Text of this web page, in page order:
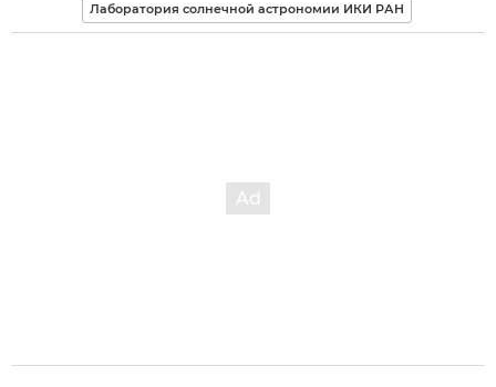
Лаборатория солнечной астрономии ИКИ РАН